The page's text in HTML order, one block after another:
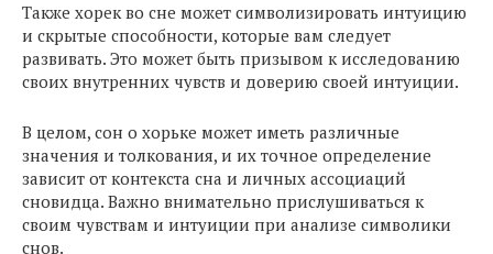
Также хорек во сне может символизировать интуицию
и скрытые способности, которые вам следует
развивать. Это может быть призывом к исследованию
своих внутренних чувств и доверию своей интуиции.
В целом, сон о хорьке может иметь различные
значения и толкования, и их точное определение
зависит от контекста сна и личных ассоциаций
сновидца. Важно внимательно прислушиваться к
своим чувствам и интуиции при анализе символики
снов.